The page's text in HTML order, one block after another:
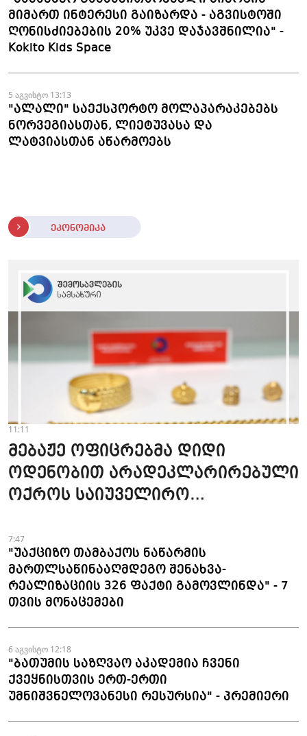
მიმართ ინტერესი გაიზარდა - აგვისტოში
ღონისძიებების 20% უკვე დაჯავშნილია" -
Kokito Kids Space
5 აგვისტო 13:13
"ალალი" საექსპორტო მოლაპარაკებებს
ნორვეგიასთან, ლიეტუვასა და
ლატვიასთან აწარმოებს
ეკონომიკა
11:11
მებაჟე ოფიცრებმა დიდი
ოდენობით არადეკლარირებული
ოქროს საიუველირო
ფაქტები აღკვეთეს
7:47
"უაქციზო თამბაქოს ნაწარმის
მართლსაწინააღმდეგო შენახვა-
რეალიზაციის 326 ფაქტი გამოვლინდა" - 7
თვის მონაცემები
6 აგვისტო 12:18
"ბათუმის საზღვაო აკადემია ჩვენი
ქვეყნისთვის ერთ-ერთი
უმნიშვნელოვანესი რესურსია" - პრემიერი